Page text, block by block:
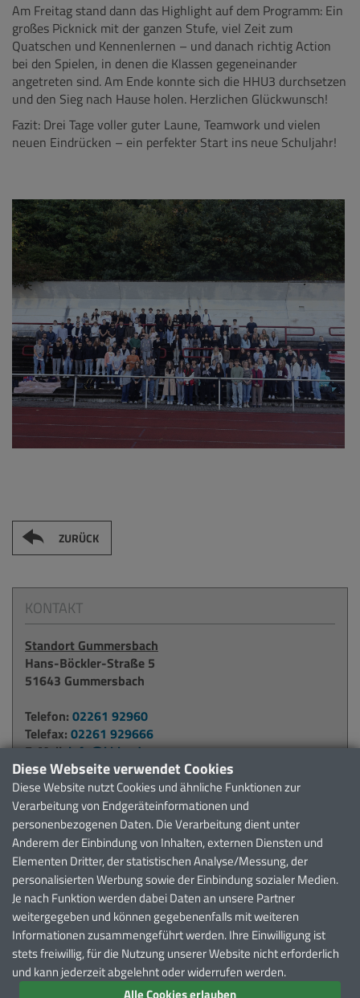
Diese Webseite verwendet Cookies
Diese Website nutzt Cookies und ähnliche Funktionen zur
Verarbeitung von Endgeräteinformationen und
personenbezogenen Daten. Die Verarbeitung dient unter
Anderem der Einbindung von Inhalten, externen Diensten und
Elementen Dritter, der statistischen Analyse/Messung, der
personalisierten Werbung sowie der Einbindung sozialer Medien.
Je nach Funktion werden dabei Daten an unsere Partner
weitergegeben und können gegebenenfalls mit weiteren
Informationen zusammengeführt werden. Ihre Einwilligung ist
stets freiwillig, für die Nutzung unserer Website nicht erforderlich
und kann jederzeit abgelehnt oder widerrufen werden.
Am Freitag stand dann das Highlight auf dem Programm: Ein
großes Picknick mit der ganzen Stufe, viel Zeit zum
Quatschen und Kennenlernen – und danach richtig Action
bei den Spielen, in denen die Klassen gegeneinander
angetreten sind. Am Ende konnte sich die HHU3 durchsetzen
und den Sieg nach Hause holen. Herzlichen Glückwunsch!
Fazit: Drei Tage voller guter Laune, Teamwork und vielen
neuen Eindrücken – ein perfekter Start ins neue Schuljahr!
ZURÜCK
KONTAKT
Standort Gummersbach
Hans-Böckler-Straße 5
51643 Gummersbach
Telefon: 02261 92960
Telefax: 02261 929666
E-Mail: info@kbko.de
Standort Waldbröl
Alter Krankenhausweg 6
51545 Waldbröl
Telefon: 02291 911371
Telefax: 02291 911372
E-Mail: waldbroel@kbko.de
Weitere Möglichkeiten zur Kontaktaufnahme finden Sie
auf unsererKontaktseite.